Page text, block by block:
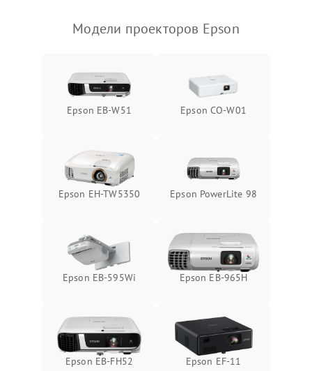
Модели проекторов Epson
Epson EB-W51 Epson CO-W01
Epson EH-TW5350 Epson PowerLite 98
Epson EB-595Wi Epson EB-965H
Epson EB-FH52 Epson EF-11